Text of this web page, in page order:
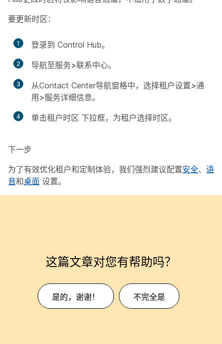
要更新时区：
1 登录到 Control Hub。
2 导航至服务>联系中心。
3 从Contact Center导航窗格中，选择租户设置>通
用>服务详细信息。
4 单击租户时区 下拉框，为租户选择时区。
下一步
为了有效优化租户和定制体验，我们强烈建议配置安全、 语
音和桌面 设置。
这篇文章对您有帮助吗？
是的，谢谢！ 不完全是